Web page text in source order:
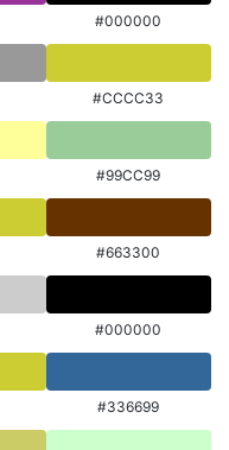
#000000
#CCCC33
#99CC99
#663300
#000000
#336699